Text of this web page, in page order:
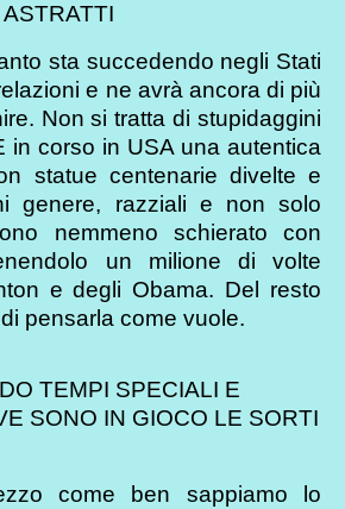
sta succedendo negli Stati
e ne avrà ancora di più
Non si tratta di stupidaggini
in corso in USA una autentica
statue centenarie divelte e
genere, razziali e non solo
nemmeno schierato con
un milione di volte
e degli Obama. Del resto
pensarla come vuole.
TEMPI SPECIALI E
SONO IN GIOCO LE SORTI
come ben sappiamo lo